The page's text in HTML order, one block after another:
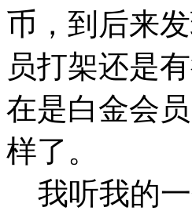
币，到后来
员打架还是
在是白金会
样了。
我听我的一